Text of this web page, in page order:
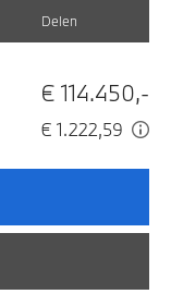
Delen
€ 114.450,-
€ 1.222,59